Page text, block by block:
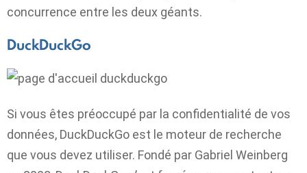
concurrence entre les deux géants.
DuckDuckGo
Si vous êtes préoccupé par la confidentialité de vos
données, DuckDuckGo est le moteur de recherche
que vous devez utiliser. Fondé par Gabriel Weinberg